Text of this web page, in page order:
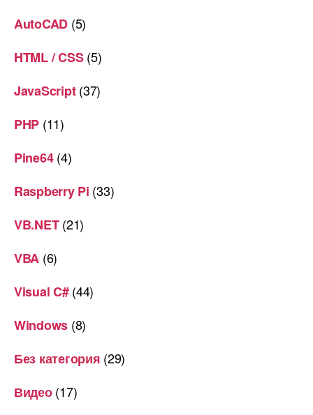
AutoCAD (5)
HTML / CSS(5)
JavaScript(37)
PHP (11)
Pine64(4)
Raspberry Pi (33)
VB.NET(21)
VBA (6)
Visual C#(44)
Windows (8)
Без категория (29)
Видео(17)